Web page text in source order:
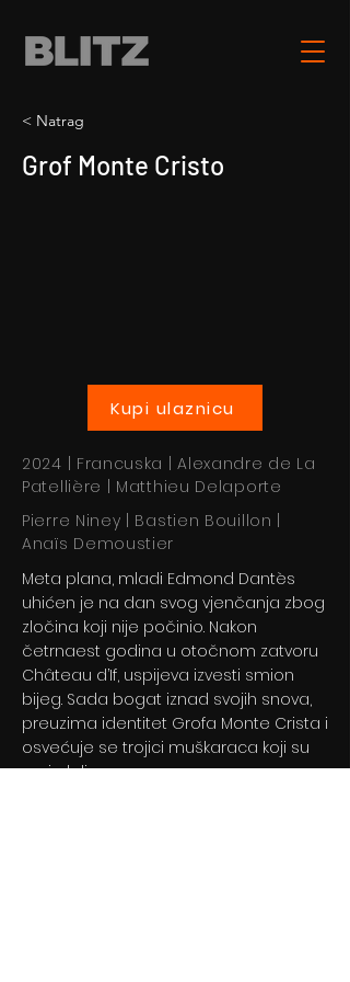
< Natrag
Grof Monte Cristo
Kupi ulaznicu
2024 | Francuska | Alexandre de La
Patellière | Matthieu Delaporte
Pierre Niney | Bastien Bouillon |
Anaïs Demoustier
Meta plana, mladi Edmond Dantès
uhićen je na dan svog vjenčanja zbog
zločina koji nije počinio. Nakon
četrnaest godina u otočnom zatvoru
Château d’If, uspijeva izvesti smion
bijeg. Sada bogat iznad svojih snova,
preuzima identitet Grofa Monte Crista i
osvećuje se trojici muškaraca koji su
ga izdali.